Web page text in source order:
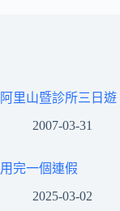
阿里山暨診所三日遊
2007-03-31
用完一個連假
2025-03-02